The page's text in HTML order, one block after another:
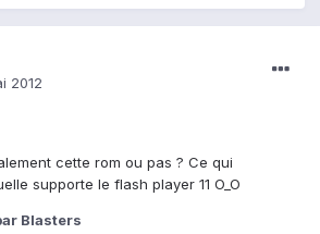
2012
cette rom ou pas ? Ce qui
supporte le flash player 11 O_O
Blasters